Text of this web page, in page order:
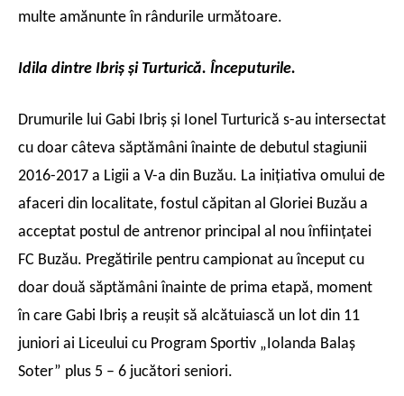
multe amănunte în rândurile următoare.
Idila dintre Ibriş şi Turturică. Începuturile.
Drumurile lui Gabi Ibriş şi Ionel Turturică s-au intersectat
cu doar câteva săptămâni înainte de debutul stagiunii
2016-2017 a Ligii a V-a din Buzău. La iniţiativa omului de
afaceri din localitate, fostul căpitan al Gloriei Buzău a
acceptat postul de antrenor principal al nou înfiinţatei
FC Buzău. Pregătirile pentru campionat au început cu
doar două săptămâni înainte de prima etapă, moment
în care Gabi Ibriş a reuşit să alcătuiască un lot din 11
juniori ai Liceului cu Program Sportiv „Iolanda Balaş
Soter” plus 5 – 6 jucători seniori.